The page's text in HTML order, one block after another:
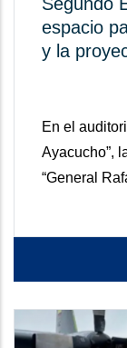
espacio
y la
En el
Ayacucho”,
“General